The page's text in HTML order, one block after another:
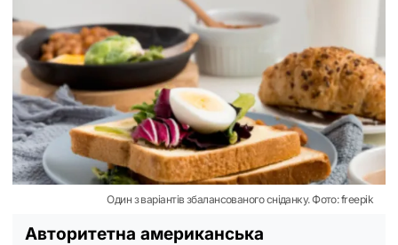
Один з варіантів збалансованого сніданку. Фото: freepik
Авторитетна американська